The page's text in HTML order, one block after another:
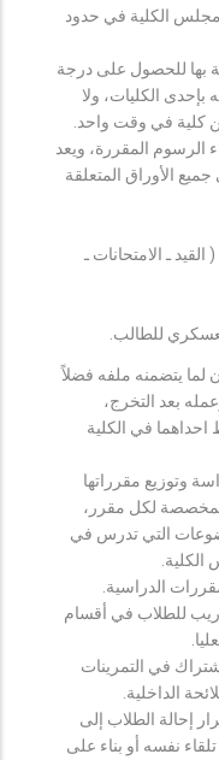
مجلس الكلية في حدود
بها للحصول على درجة
بإحدى الكليات، ولا
كلية في وقت واحد.
الرسوم المقررة، ويعد
الأوراق المتعلقة
ـ الامتحانات ـ
للطالب.
يتضمنه ملفه فضلاً
بعد التخرج،
في الكلية
وتوزيع مقرراتها
لكل مقرر،
التي تدرس في
الدراسية.
للطلاب في أقسام
في التمرينات
الداخلية.
إحالة الطلاب إلى
نفسه أو بناء على